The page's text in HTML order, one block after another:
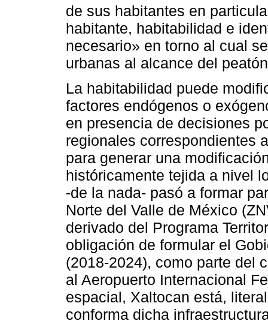
de sus habitantes en
habitante, habitabilidad e
necesario» en torno al cual
urbanas al alcance del
La habitabilidad puede
factores endógenos o
en presencia de decisiones
regionales correspondientes
para generar una
históricamente tejida a nivel
-de la nada- pasó a formar
Norte del Valle de México
derivado del Programa
obligación de formular el
(2018-2024), como parte del
al Aeropuerto Internacional
espacial, Xaltocan está,
conforma dicha